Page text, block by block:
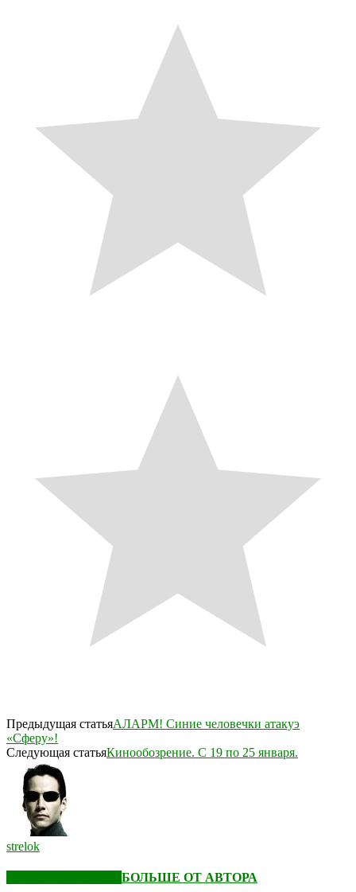
Предыдущая статьяАЛАРМ! Синие человечки атакуэ
«Сферу»!
Следующая статьяКинообозрение. С 19 по 25 января.
strelok
БОЛЬШЕ ОТ АВТОРА